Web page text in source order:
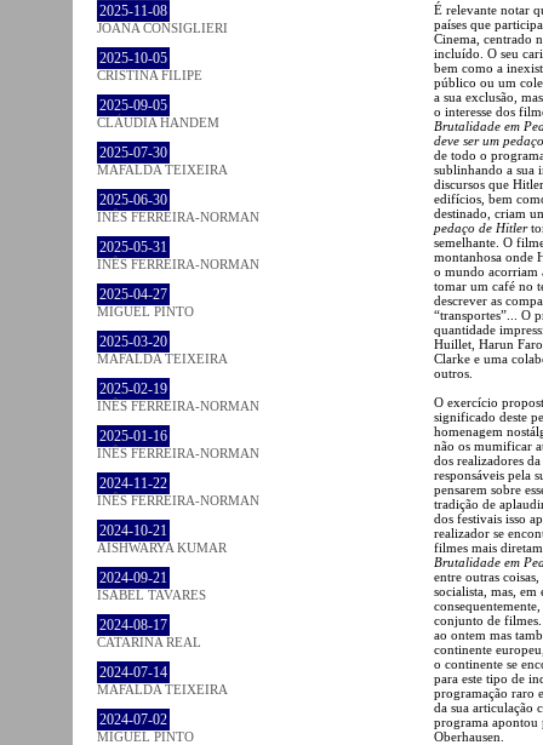
2025-11-08
JOANA CONSIGLIERI
2025-10-05
CRISTINA FILIPE
2025-09-05
CLÁUDIA HANDEM
2025-07-30
MAFALDA TEIXEIRA
2025-06-30
INÊS FERREIRA-NORMAN
2025-05-31
INÊS FERREIRA-NORMAN
2025-04-27
MIGUEL PINTO
2025-03-20
MAFALDA TEIXEIRA
2025-02-19
INÊS FERREIRA-NORMAN
2025-01-16
INÊS FERREIRA-NORMAN
2024-11-22
INÊS FERREIRA-NORMAN
2024-10-21
AISHWARYA KUMAR
2024-09-21
ISABEL TAVARES
2024-08-17
CATARINA REAL
2024-07-14
MAFALDA TEIXEIRA
2024-07-02
MIGUEL PINTO
É relevante notar
países que
Cinema, centrado
incluído. O seu
bem como a
público ou um
a sua exclusão,
o interesse dos
Brutalidade em
deve ser um
de todo o
sublinhando a sua
discursos que
edifícios, bem
destinado, criam
pedaço de Hitler
semelhante. O
montanhosa onde
o mundo acorriam
tomar um café no
descrever as
“transportes”... O
quantidade
Huillet, Harun
Clarke e uma
outros.
O exercício
significado deste
homenagem
não os mumificar
dos realizadores
responsáveis pela
pensarem sobre
tradição de
dos festivais isso
realizador se
filmes mais
Brutalidade em
entre outras
socialista, mas,
conjunto de filmes.
ao ontem mas
continente
o continente se
para este tipo de
programação raro
da sua articulação
programa apontou
Oberhausen.